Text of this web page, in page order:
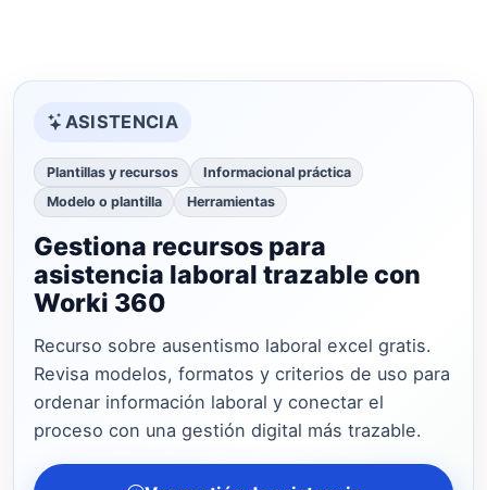
ASISTENCIA
Plantillas y recursos
Informacional práctica
Modelo o plantilla
Herramientas
Gestiona recursos para
asistencia laboral trazable con
Worki 360
Recurso sobre ausentismo laboral excel gratis.
Revisa modelos, formatos y criterios de uso para
ordenar información laboral y conectar el
proceso con una gestión digital más trazable.